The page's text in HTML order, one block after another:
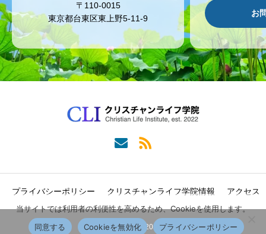
〒110-0015
東京都台東区東上野5-11-9
お
プライバシーポリシー クリスチャンライフ学院情報 アクセス
Copyright © 2022
当サイトでは利用者の利便性を高めるため、Cookieを使用します。
同意する
Cookieを無効化 プライバシーポリシー